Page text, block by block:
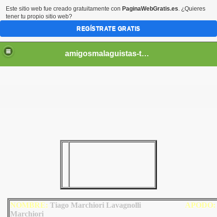
amigosmalaguistas-temporadas
NOMBRE: Tiago Marchiori Lavagnolli APODO:
Marchiori
Este sitio web fue creado gratuitamente con PaginaWebGratis.es. ¿Quieres
tener tu propio sitio web?
REGÍSTRATE GRATIS